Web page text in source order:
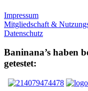
Impressum
Mitgliedschaft &
Datenschutz
Baninana’s haben
getestet: